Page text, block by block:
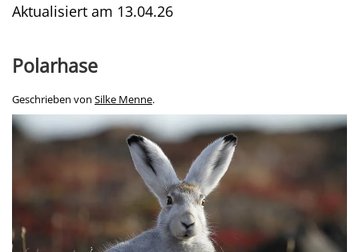
Aktualisiert am 13.04.26
Polarhase
Geschrieben von Silke Menne.